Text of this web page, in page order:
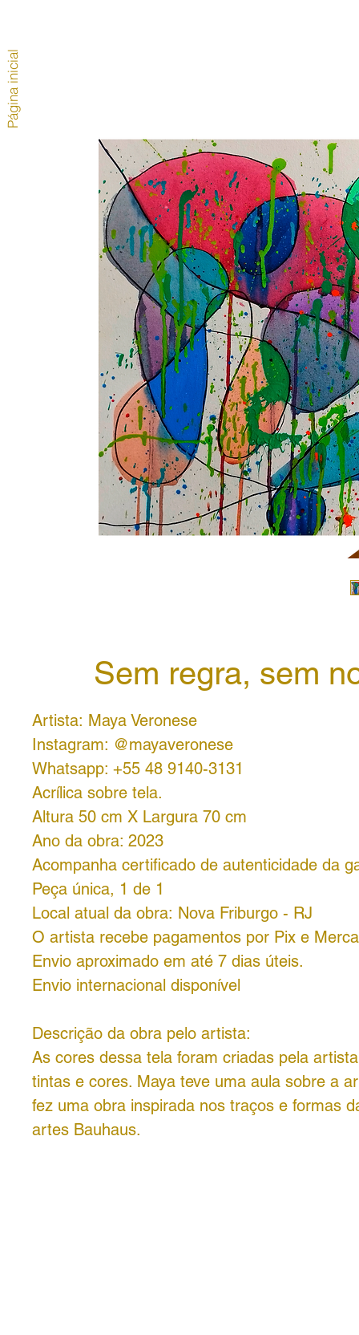
Sem regra, sem
Artista: Maya Veronese
Instagram: @mayaveronese
Whatsapp: +55 48 9140-3131
Acrílica sobre tela.
Altura 50 cm X Largura 70 cm
Ano da obra: 2023
Acompanha certificado de autenticidade da
Peça única, 1 de 1
Local atual da obra: Nova Friburgo - RJ
O artista recebe pagamentos por Pix e
Envio aproximado em até 7 dias úteis.
Envio internacional disponível
Descrição da obra pelo artista:
As cores dessa tela foram criadas pela
tintas e cores. Maya teve uma aula sobre a
fez uma obra inspirada nos traços e formas
artes Bauhaus.
Página inicial